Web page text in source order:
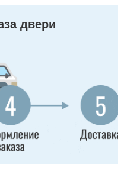
двери